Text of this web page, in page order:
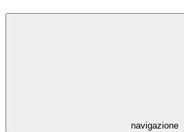
navigazione